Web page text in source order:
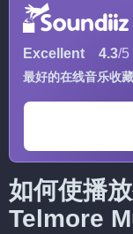
Excellent 4.3/5
最好的在线音乐收
如何使播
Telmore